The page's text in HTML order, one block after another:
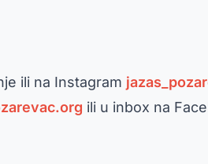
ili na Instagram
ili u inbox na